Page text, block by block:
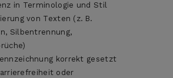
in Terminologie und Stil
von Texten (z. B.
Silbentrennung,
korrekt gesetzt
oder